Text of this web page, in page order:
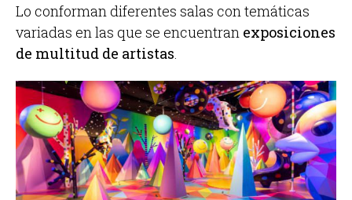
Lo conforman diferentes salas con temáticas
variadas en las que se encuentran exposiciones
de multitud de artistas.